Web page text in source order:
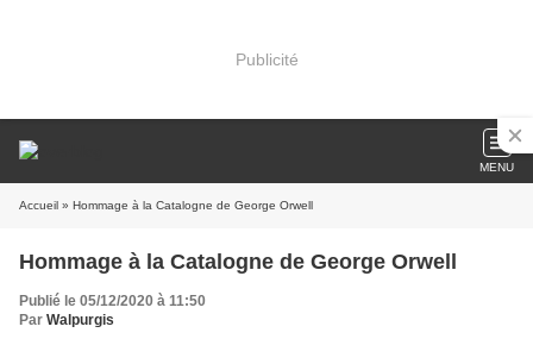
Publicité
MENU
Accueil » Hommage à la Catalogne de George Orwell
Hommage à la Catalogne de George Orwell
Publié le 05/12/2020 à 11:50
Par Walpurgis